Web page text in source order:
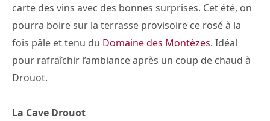
carte des vins avec des bonnes surprises. Cet été, on
pourra boire sur la terrasse provisoire ce rosé à la
fois pâle et tenu du Domaine des Montèzes. Idéal
pour rafraîchir l’ambiance après un coup de chaud à
Drouot.
La Cave Drouot